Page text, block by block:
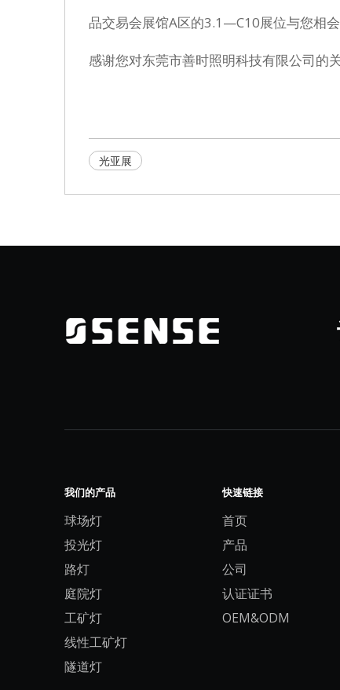
品交易会展馆A区的3.1—C10展位与您相
感谢您对东莞市善时照明科技有限公司的
光亚展
我们的产品
球场灯
投光灯
路灯
庭院灯
工矿灯
线性工矿灯
隧道灯
快速链接
首页
产品
公司
认证证书
OEM&ODM